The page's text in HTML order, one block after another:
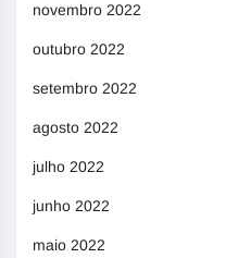
novembro 2022
outubro 2022
setembro 2022
agosto 2022
julho 2022
junho 2022
maio 2022